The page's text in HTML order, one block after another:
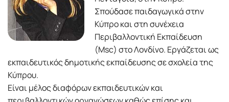
Σπούδασε παιδαγωγικά στην
Κύπρο και στη συνέχεια
Περιβαλλοντική Εκπαίδευση
(Msc) στο Λονδίνο. Εργάζεται ως
εκπαιδευτικός δημοτικής εκπαίδευσης σε σχολεία της
Κύπρου.
Είναι μέλος διαφόρων εκπαιδευτικών και